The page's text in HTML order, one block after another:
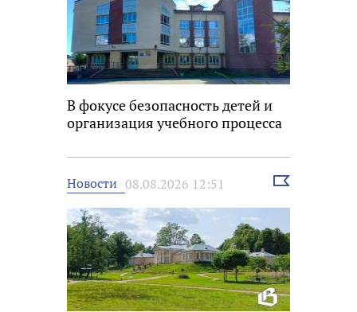
В фокусе безопасность детей и
организация учебного процесса
Новости 08.08.2026 12:51
Выбрать